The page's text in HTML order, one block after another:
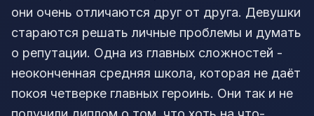
они очень отличаются друг от друга. Девушки
стараются решать личные проблемы и думать
о репутации. Одна из главных сложностей -
неоконченная средняя школа, которая не даёт
покоя четверке главных героинь. Они так и не